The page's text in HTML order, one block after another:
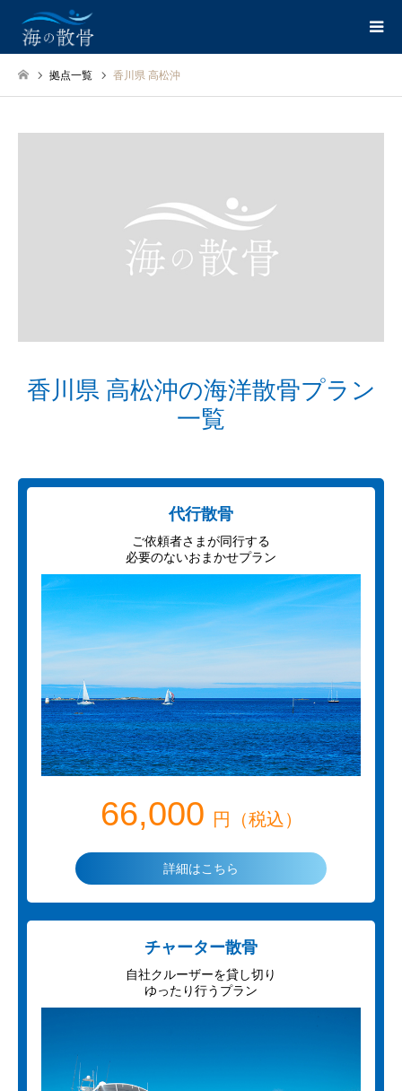
拠点一覧 香川県 高松沖
香川県 高松沖の海洋散骨プラン
一覧
代行散骨
ご依頼者さまが同行する
必要のないおまかせプラン
66,000 円（税込）
詳細はこちら
チャーター散骨
自社クルーザーを貸し切り
ゆったり行うプラン